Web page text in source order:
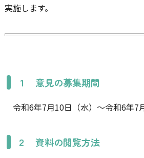
実施します。
１ 意見の募集期間
令和6年7月10日（水）～令和6年7
２ 資料の閲覧方法